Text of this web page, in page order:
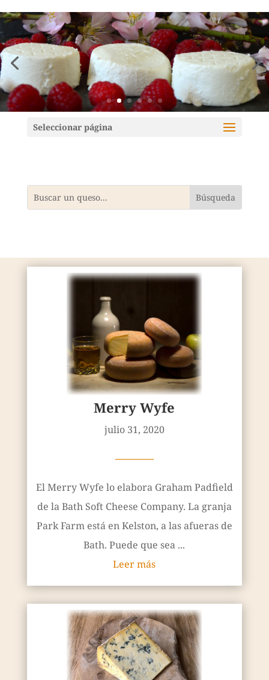
Mundoquesos
Seleccionar página
Merry Wyfe
julio 31, 2020
————
El Merry Wyfe lo elabora Graham Padfield
de la Bath Soft Cheese Company. La granja
Park Farm está en Kelston, a las afueras de
Bath. Puede que sea ...
Leer más